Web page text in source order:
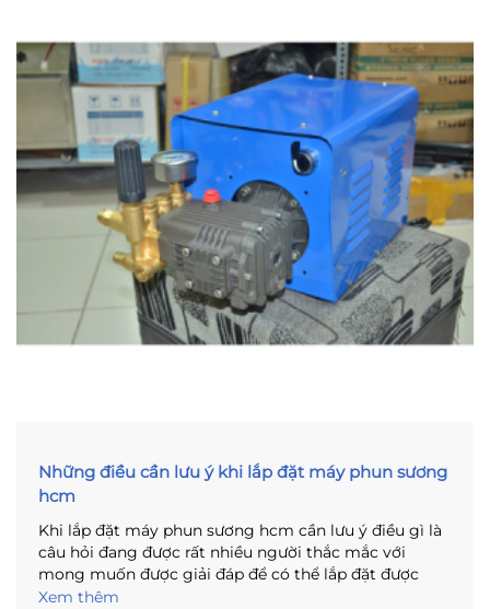
Những điều cần lưu ý khi lắp đặt máy phun sương
hcm
Khi lắp đặt máy phun sương hcm cần lưu ý điều gì là
câu hỏi đang được rất nhiều người thắc mắc với
mong muốn được giải đáp để có thể lắp đặt được
một hệ thống phun sương đạt chuẩn, hoạt động hiệu
Xem thêm